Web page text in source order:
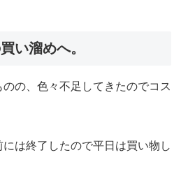
い溜めへ。
の、色々不足してきたのでコス
は終了したので平日は買い物し